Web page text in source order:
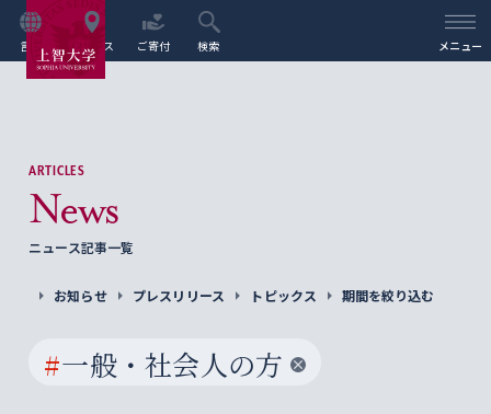
言語 アクセス ご寄付 検索 メニュー
ARTICLES
News
ニュース記事一覧
お知らせ プレスリリース トピックス 期間を絞り込む
#一般・社会人の方